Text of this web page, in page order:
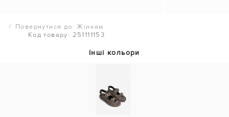
Повернутися до: Жінкам
Код товару: 251111153
Інші кольори